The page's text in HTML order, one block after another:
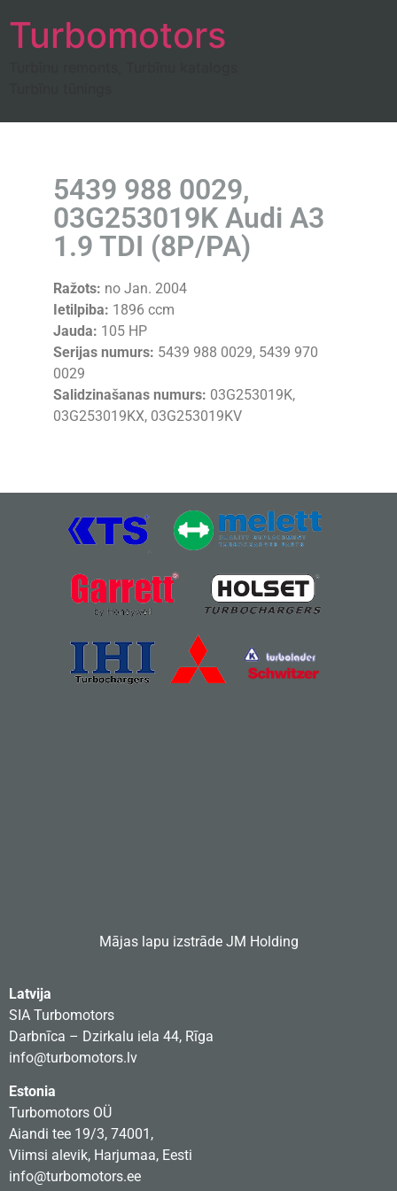
Turbomotors
5439 988 0029,
03G253019K Audi A3
1.9 TDI (8P/PA)
Ražots: no Jan. 2004
Ietilpiba: 1896 ccm
Jauda: 105 HP
Serijas numurs: 5439 988 0029, 5439 970
0029
Salidzinašanas numurs: 03G253019K,
03G253019KX, 03G253019KV
Mājas lapu izstrādeJM Holding
Latvija
SIA Turbomotors
Darbnīca – Dzirkalu iela 44, Rīga
info@turbomotors.lv
Estonia
Turbomotors OÜ
Aiandi tee 19/3, 74001,
Viimsi alevik, Harjumaa, Eesti
info@turbomotors.ee